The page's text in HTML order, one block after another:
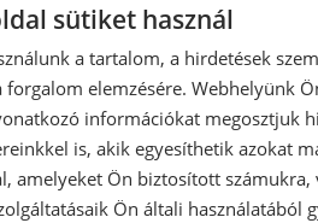
189564
Ft 32
sütiket használ
a tartalom, a hirdetések
forgalom elemzésére. Webhelyünk
információkat megosztjuk
is, akik egyesíthetik azokat
amelyeket Ön biztosított számukra,
Ön általi használatából